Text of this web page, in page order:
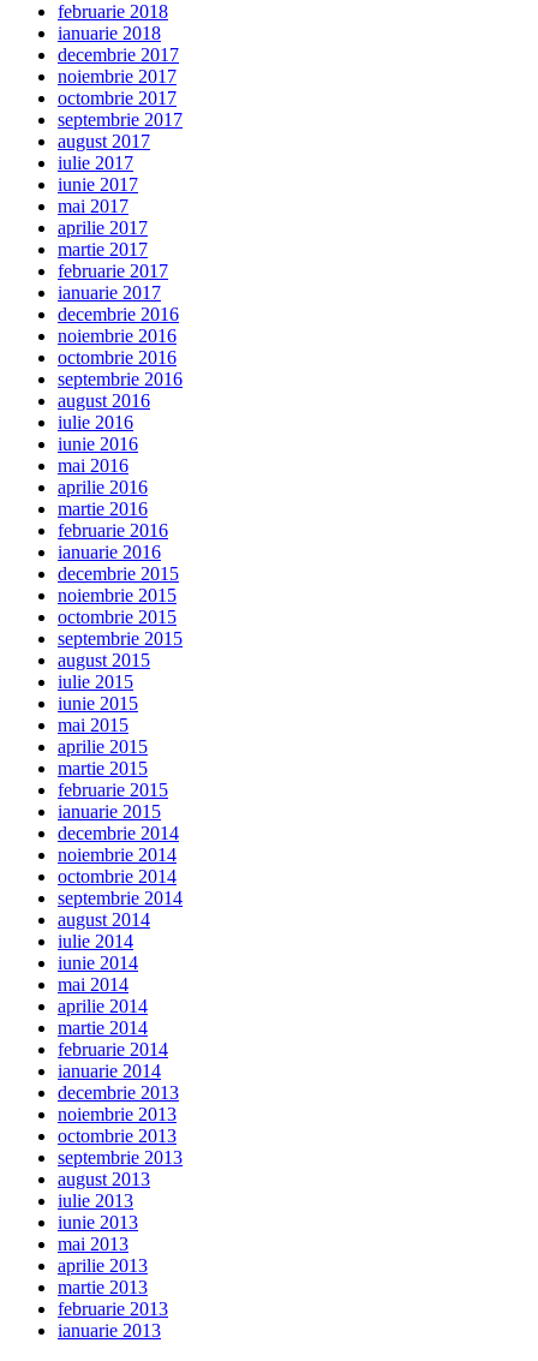
februarie 2018
ianuarie 2018
decembrie 2017
noiembrie 2017
octombrie 2017
septembrie 2017
august 2017
iulie 2017
iunie 2017
mai 2017
aprilie 2017
martie 2017
februarie 2017
ianuarie 2017
decembrie 2016
noiembrie 2016
octombrie 2016
septembrie 2016
august 2016
iulie 2016
iunie 2016
mai 2016
aprilie 2016
martie 2016
februarie 2016
ianuarie 2016
decembrie 2015
noiembrie 2015
octombrie 2015
septembrie 2015
august 2015
iulie 2015
iunie 2015
mai 2015
aprilie 2015
martie 2015
februarie 2015
ianuarie 2015
decembrie 2014
noiembrie 2014
octombrie 2014
septembrie 2014
august 2014
iulie 2014
iunie 2014
mai 2014
aprilie 2014
martie 2014
februarie 2014
ianuarie 2014
decembrie 2013
noiembrie 2013
octombrie 2013
septembrie 2013
august 2013
iulie 2013
iunie 2013
mai 2013
aprilie 2013
martie 2013
februarie 2013
ianuarie 2013